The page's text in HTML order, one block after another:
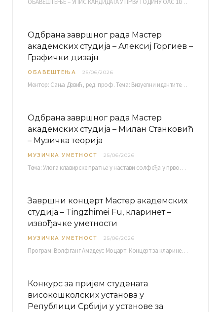
ОБАВЕШТЕЊЕ – УПИС КАНДИДАТА У ПРВУ ГОДИНУ ОАС 10, 13, 14, 15. и…
Одбрана завршног рада Мастер
академских студија – Алексиј Горгиев –
Графички дизајн
ОБАВЕШТЕЊА 25/06/2026
Ментор: Сања Девић, ред. проф. Тема: Визуелни идентитет линије нутриционистичких производа Vita+: Од амбалаже до мултимедијалне комуникације Петак, 03. 07.…
Одбрана завршног рада Мастер
академских студија – Милан Станковић
– Музичка теорија
МУЗИЧКА УМЕТНОСТ 25/06/2026
Тема: Улога клавирске пратње у настави солфеђа у првом циклусу основне музичке школе Ментор…
Завршни концерт Мастер академских
студија – Tingzhimei Fu, кларинет –
извођачке уметности
МУЗИЧКА УМЕТНОСТ 25/06/2026
Програм: Волфганг Амадеус Моцарт: Концерт за кларинет и оркестар, А-дур Ментор Милош Мијатовић, редовни…
Конкурс за пријем студената
високошколских установа у
Републици Србији у установе за